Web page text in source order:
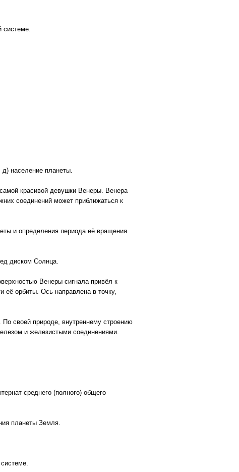
системе.
население планеты.
красивой девушки Венеры. Венера
соединений может приближаться к
и определения периода её вращения
диском Солнца.
Венеры сигнала привёл к
её орбиты. Ось направлена в точку,
своей природе, внутреннему строению
и железистыми соединениями.
среднего (полного) общего
планеты Земля.